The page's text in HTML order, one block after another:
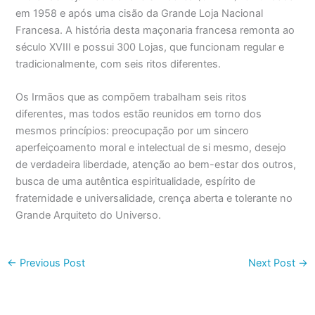
em 1958 e após uma cisão da Grande Loja Nacional
Francesa. A história desta maçonaria francesa remonta ao
século XVIII e possui 300 Lojas, que funcionam regular e
tradicionalmente, com seis ritos diferentes.
Os Irmãos que as compõem trabalham seis ritos
diferentes, mas todos estão reunidos em torno dos
mesmos princípios: preocupação por um sincero
aperfeiçoamento moral e intelectual de si mesmo, desejo
de verdadeira liberdade, atenção ao bem-estar dos outros,
busca de uma autêntica espiritualidade, espírito de
fraternidade e universalidade, crença aberta e tolerante no
Grande Arquiteto do Universo.
← Previous Post Next Post →